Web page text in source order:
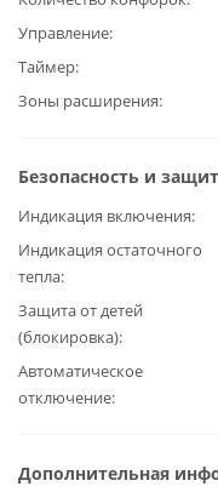
Управление
Таймер
Зоны расширения
Безопасность и
Индикация включения
Индикация остаточного
тепла
Защита от детей
(блокировка)
Автоматическое
отключение
Дополнительная